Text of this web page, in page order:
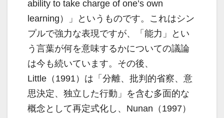
ability to take charge of one’s own
learning）」というものです。これはシン
プルで強力な表現ですが、「能力」とい
う言葉が何を意味するかについての議論
は今も続いています。その後、
Little（1991）は「分離、批判的省察、意
思決定、独立した行動」を含む多面的な
概念として再定式化し、Nunan（1997）